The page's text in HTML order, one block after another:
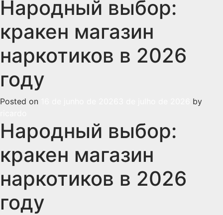
Народный выбор:
кракен магазин
наркотиков в 2026
году
Posted on
by
Народный выбор:
кракен магазин
наркотиков в 2026
году